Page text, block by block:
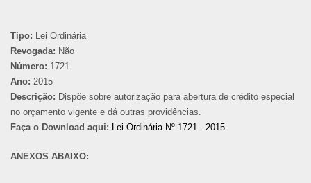
Tipo: Lei Ordinária
Revogada: Não
Número: 1721
Ano: 2015
Descrição: Dispõe sobre autorização para abertura de crédito especial
no orçamento vigente e dá outras providências.
Faça o Download aqui: Lei Ordinária Nº 1721 - 2015
ANEXOS ABAIXO: